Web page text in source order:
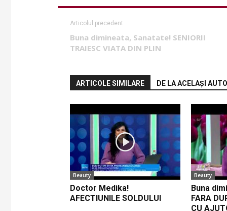
Articolul precedent
Buna dimineata, Sanatate! SENIORII
TRAIESC VIATA DIN PLIN
ARTICOLE SIMILARE DE LA ACELAȘI
Beauty
Doctor Medika!
AFECTIUNILE SOLDULUI
Beauty
Buna
FARA
CU